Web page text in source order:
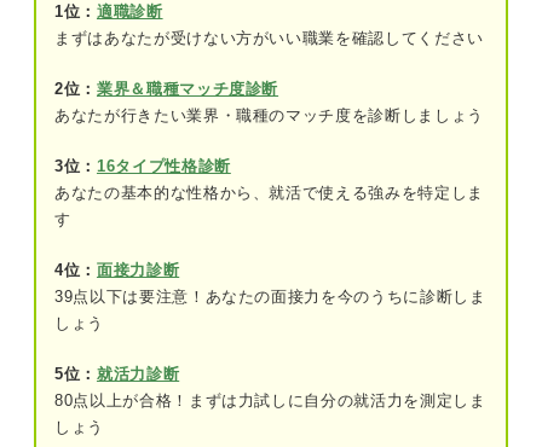
⑥商品開発
⑦コンサルタント
⑩客室乗務員
⑫ブライダルコーディネーター・ウェディ
1位： 適職診断
まずはあなたが受けない方がいい職業を確認してください
2位： 業界＆職種マッチ度診断
あなたが行きたい業界・職種のマッチ度を診断しましょう
3位： 16タイプ性格診断
あなたの基本的な性格から、就活で使える強みを特定しま
す
4位： 面接力診断
39点以下は要注意！あなたの面接力を今のうちに診断しま
しょう
5位： 就活力診断
80点以上が合格！まずは力試しに自分の就活力を測定しま
しょう